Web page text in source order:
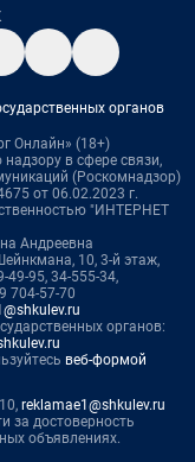
органов
Онлайн» (18+)
в сфере связи,
(Роскомнадзор)
от 06.02.2023 г.
"ИНТЕРНЕТ
Андреевна
10, 3-й этаж,
49-95, 34-555-34,
704-57-70
органов:
веб-формой
reklamae1@shkulev.ru
за достоверность
объявлениях.